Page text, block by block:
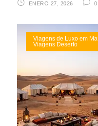
ENERO 27, 2026 0
Viagens de Luxo em
Viagens Deserto